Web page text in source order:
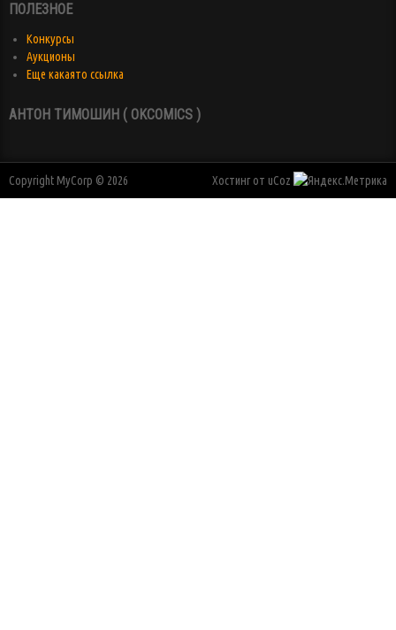
ПОЛЕЗНОЕ
Конкурсы
Аукционы
Еще какаято ссылка
АНТОН ТИМОШИН ( OKCOMICS )
Хостинг от uCoz
Copyright MyCorp © 2026